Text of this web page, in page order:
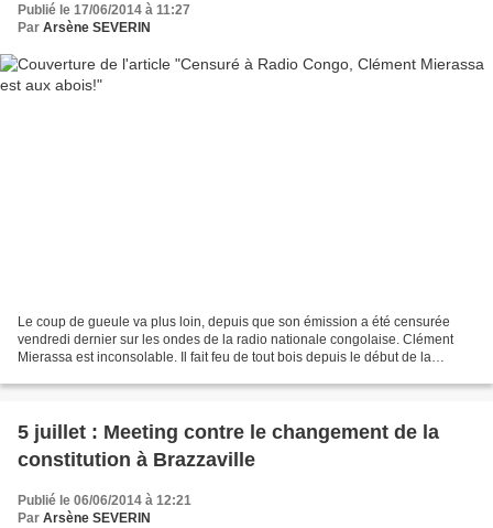
Publié le 17/06/2014 à 11:27
Par Arsène SEVERIN
Le coup de gueule va plus loin, depuis que son émission a été censurée
vendredi dernier sur les ondes de la radio nationale congolaise. Clément
Mierassa est inconsolable. Il fait feu de tout bois depuis le début de la
5 juillet : Meeting contre le changement de la
constitution à Brazzaville
Publié le 06/06/2014 à 12:21
Par Arsène SEVERIN